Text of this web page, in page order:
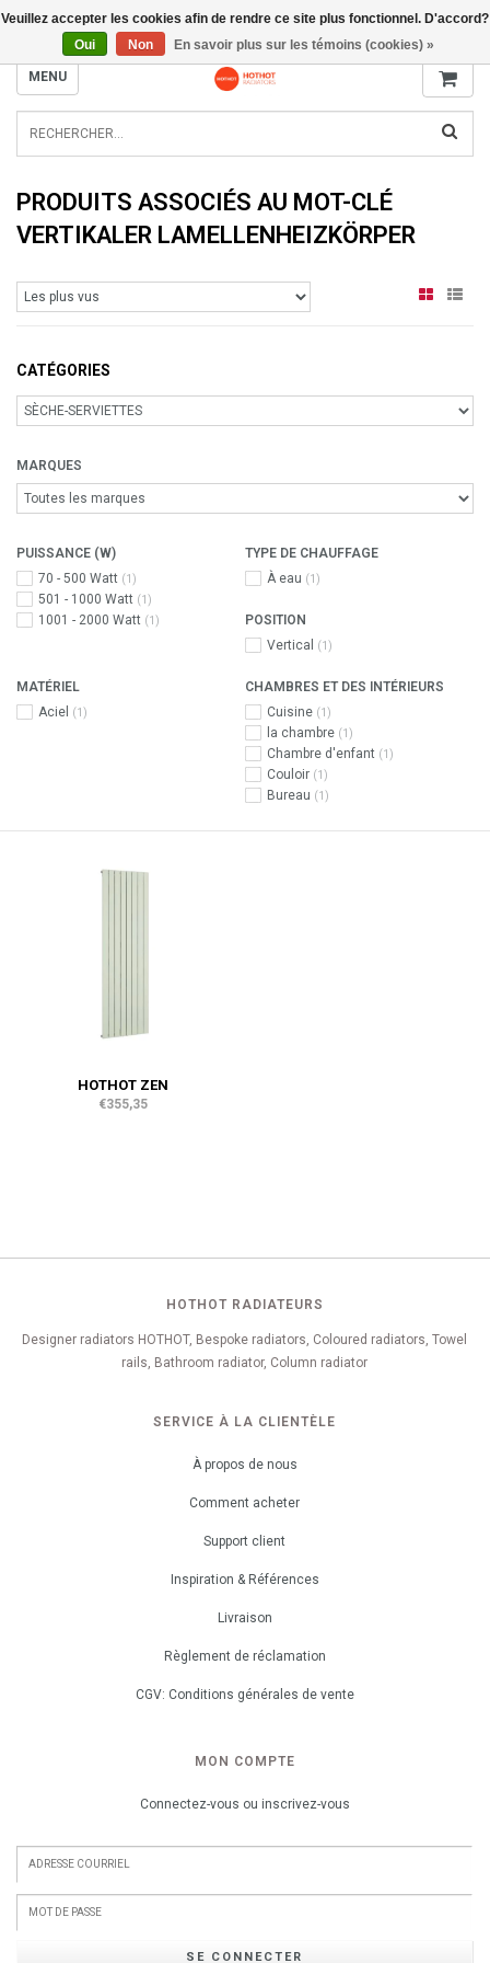
INFO@RADIATORS.SHOP
MENU
PRODUITS ASSOCIÉS AU MOT-CLÉ
VERTIKALER LAMELLENHEIZKÖRPER
CATÉGORIES
MARQUES
PUISSANCE (W)
70 - 500 Watt (1)
501 - 1000 Watt (1)
1001 - 2000 Watt (1)
TYPE DE CHAUFFAGE
À eau (1)
POSITION
Vertical
(1)
MATÉRIEL
Aciel
(1)
CHAMBRES ET DES INTÉRIEURS
Cuisine (1)
la chambre (1)
Chambre d'enfant (1)
Couloir (1)
Bureau (1)
HOTHOT ZEN
€355,35
HOTHOT RADIATEURS
Designer radiators HOTHOT, Bespoke radiators, Coloured radiators, Towel
rails, Bathroom radiator, Column radiator
SERVICE À LA CLIENTÈLE
À propos de nous
Comment acheter
Support client
Inspiration & Références
Livraison
Règlement de réclamation
CGV: Conditions générales de vente
MON COMPTE
Connectez-vous ou inscrivez-vous
SE CONNECTER
Veuillez accepter les cookies afin de rendre ce site plus fonctionnel. D'accord?
Oui
Non En savoir plus sur les témoins (cookies) »